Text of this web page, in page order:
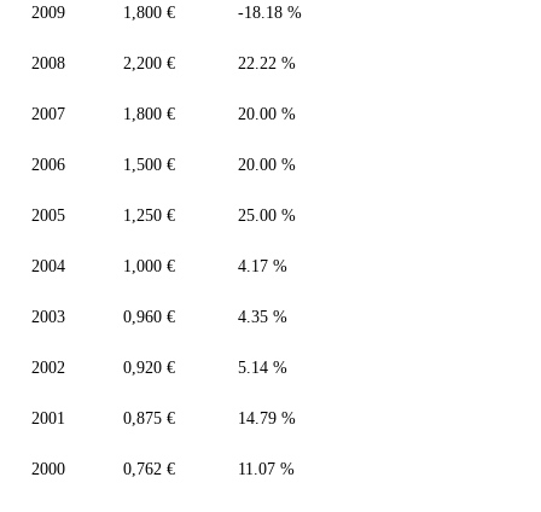
2009 1,800 € -18.18 %
2008 2,200 € 22.22 %
2007 1,800 € 20.00 %
2006 1,500 € 20.00 %
2005 1,250 € 25.00 %
2004 1,000 € 4.17 %
2003 0,960 € 4.35 %
2002 0,920 € 5.14 %
2001 0,875 € 14.79 %
2000 0,762 € 11.07 %